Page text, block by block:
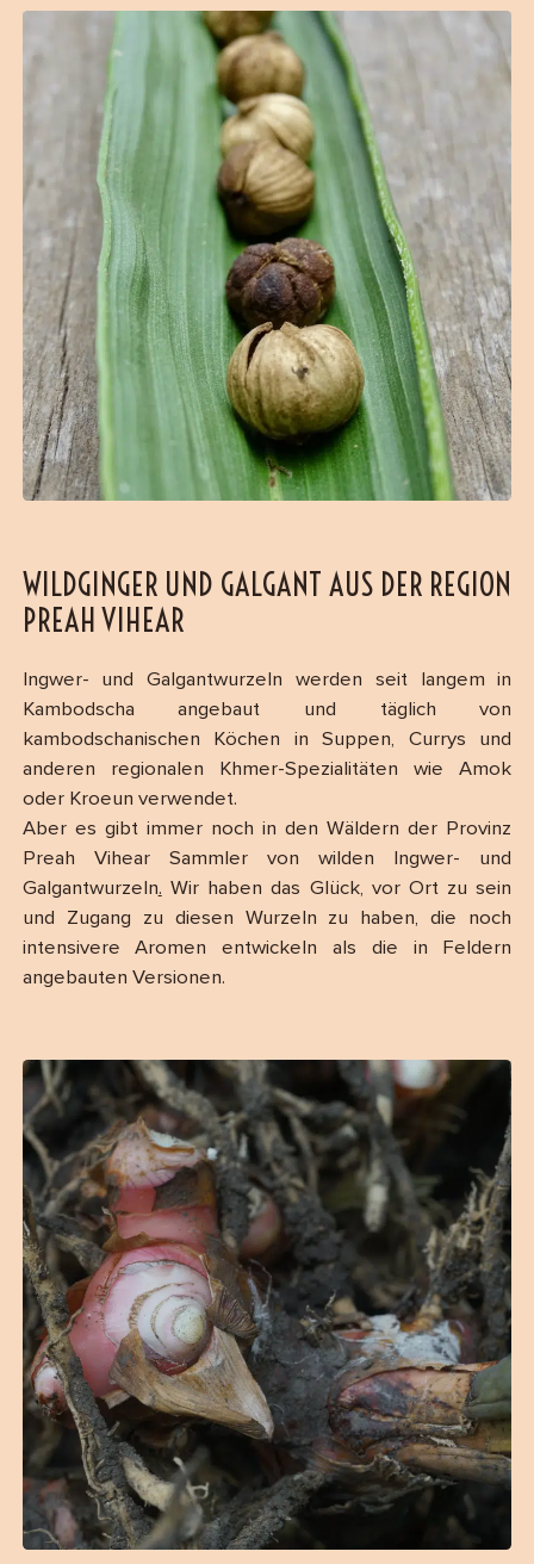
WILDGINGER UND GALGANT AUS DER REGION
PREAH VIHEAR
Ingwer- und Galgantwurzeln werden seit langem in
Kambodscha angebaut und täglich von
kambodschanischen Köchen in Suppen, Currys und
anderen regionalen Khmer-Spezialitäten wie Amok
oder Kroeun verwendet.
Aber es gibt immer noch in den Wäldern der Provinz
Preah Vihear Sammler von wilden Ingwer- und
Galgantwurzeln. Wir haben das Glück, vor Ort zu sein
und Zugang zu diesen Wurzeln zu haben, die noch
intensivere Aromen entwickeln als die in Feldern
angebauten Versionen.